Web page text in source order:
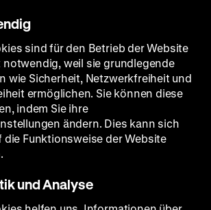
Sammlung des Deutschen
Politik, Wirtschaft, Kultur
dt. oder engl.
Hrsg. dieser CD: Deutsches
Projektleitung: Dieter Vorsteher
ROM: farb. + Beil. ([6] S.), Saur
1
sind für den Betrieb der Website
notwendig, weil sie grundlegende
wie Sicherheit, Netzwerkfreiheit und
ermöglichen. Sie können diese
indem Sie ihre
ändern. Dies kann sich
die Funktionsweise der Website
und Analyse